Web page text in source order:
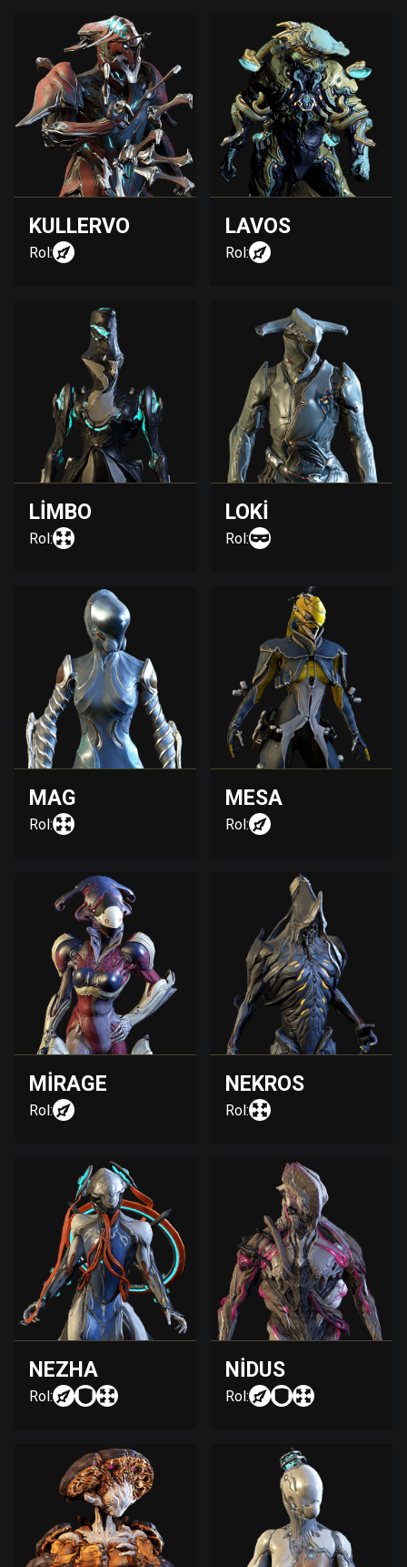
KULLERVO
Rol:
LAVOS
Rol:
LIMBO
Rol:
LOKI
Rol:
MAG
Rol:
MESA
Rol:
MIRAGE
Rol:
NEKROS
Rol:
NEZHA
Rol:
NIDUS
Rol: